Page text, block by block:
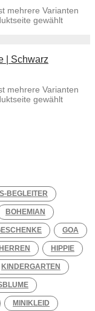
mehrere Varianten
gewählt
| Schwarz
mehrere Varianten
gewählt
BEGLEITER
BOHEMIAN
GOA
HERREN HIPPIE
KINDERGARTEN
MINIKLEID